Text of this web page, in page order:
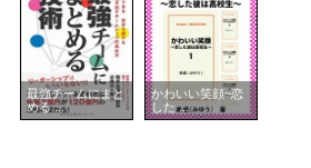
最強チームにまと
める ...
かわいい笑顔~恋
した ...